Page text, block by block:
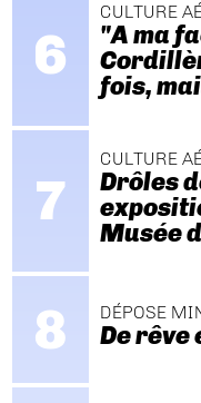
CULTURE
"A ma
fois,
CULTURE
Drôles
Musée
DÉPOSE
De rêve